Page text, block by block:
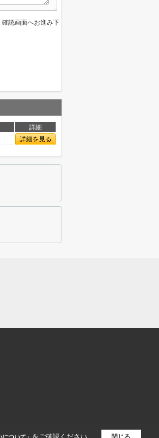
認画面へお進み下
詳細
詳細を見る
閉じる